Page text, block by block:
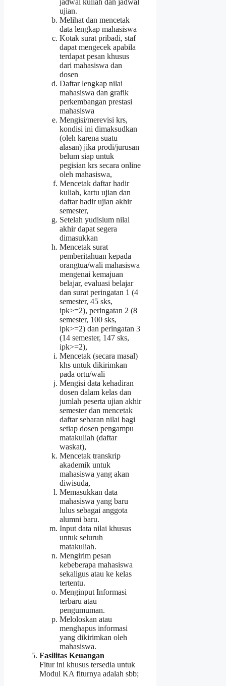
jadwal kuliah dan jadwal
ujian.
Melihat dan mencetak
data lengkap mahasiswa
Kotak surat pribadi, staf
dapat mengecek apabila
terdapat pesan khusus
dari mahasiswa dan
dosen
Daftar lengkap nilai
mahasiswa dan grafik
perkembangan prestasi
mahasiswa
Mengisi/merevisi krs,
kondisi ini dimaksudkan
(oleh karena suatu
alasan) jika prodi/jurusan
belum siap untuk
pegisian krs secara online
oleh mahasiswa,
Mencetak daftar hadir
kuliah, kartu ujian dan
daftar hadir ujian akhir
semester,
Setelah yudisium nilai
akhir dapat segera
dimasukkan
Mencetak surat
pemberitahuan kepada
orangtua/wali mahasiswa
mengenai kemajuan
belajar, evaluasi belajar
dan surat peringatan 1 (4
semester, 45 sks,
ipk>=2), peringatan 2 (8
semester, 100 sks,
ipk>=2) dan peringatan 3
(14 semester, 147 sks,
ipk>=2),
Mencetak (secara masal)
khs untuk dikirimkan
pada ortu/wali
Mengisi data kehadiran
dosen dalam kelas dan
jumlah peserta ujian akhir
semester dan mencetak
daftar sebaran nilai bagi
setiap dosen pengampu
matakuliah (daftar
waskat),
Mencetak transkrip
akademik untuk
mahasiswa yang akan
diwisuda,
Memasukkan data
mahasiswa yang baru
lulus sebagai anggota
alumni baru.
Input data nilai khusus
untuk seluruh
matakuliah.
Mengirim pesan
kebeberapa mahasiswa
sekaligus atau ke kelas
tertentu.
Menginput Informasi
terbaru atau
pengumuman.
Meloloskan atau
menghapus informasi
yang dikirimkan oleh
mahasiswa.
Fasilitas Keuangan
Fitur ini khusus tersedia untuk
Modul KA fiturnya adalah sbb;